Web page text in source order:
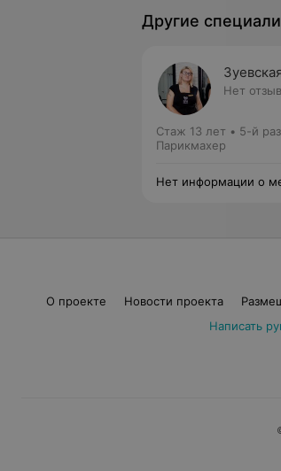
Другие
Нет
Стаж 13 лет • 5-й
Парикмахер
Нет информации о
О проекте Новости проекта
Написать